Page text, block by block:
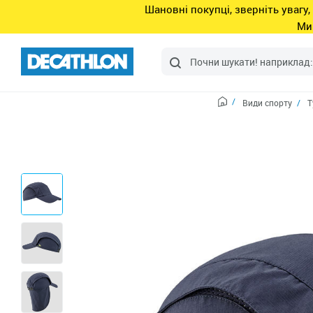
Шановні покупці, зверніть
Ми
Види спорту